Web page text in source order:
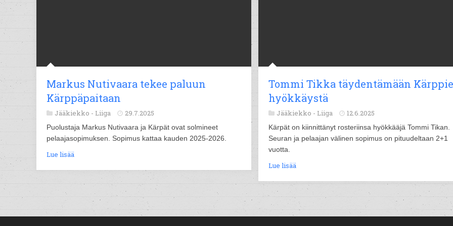
Markus Nutivaara tekee paluun
Kärppäpaitaan
Jääkiekko - Liiga 29.7.2025
Puolustaja Markus Nutivaara ja Kärpät ovat solmineet
pelaajasopimuksen. Sopimus kattaa kauden 2025-2026.
Lue lisää
Tommi Tikka täydentämään
hyökkäystä
Jääkiekko - Liiga 12.6.2025
Kärpät on kiinnittänyt rosteriinsa hyökkääjä Tommi Tikan.
Seuran ja pelaajan välinen sopimus on pituudeltaan 2+1
vuotta.
Lue lisää